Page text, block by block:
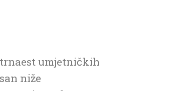
umjetničkih
niže